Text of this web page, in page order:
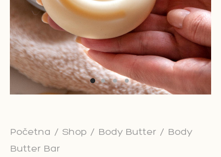
Početna / Shop / Body Butter / Body
Butter Bar
Bar
paketi